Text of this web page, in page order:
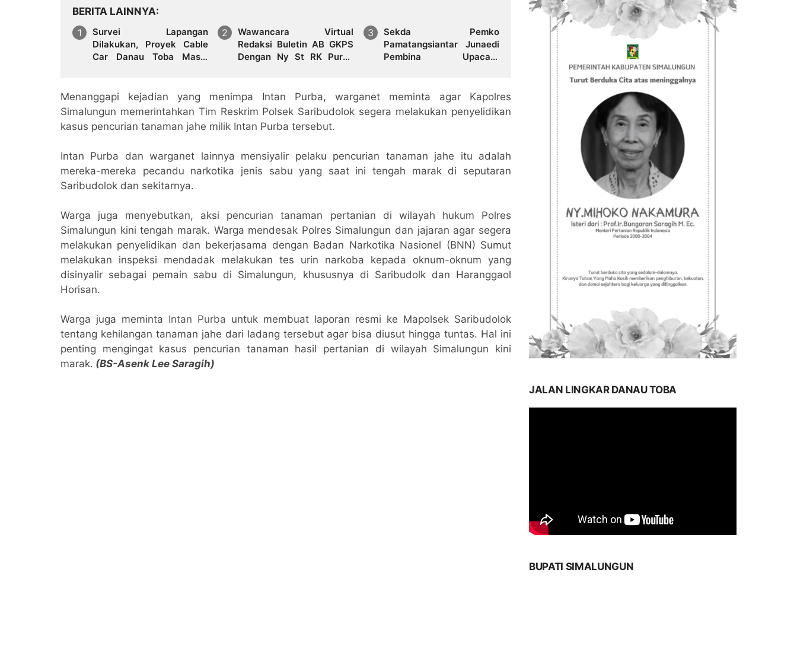
BERITA LAINNYA
Survei Lapangan
Dilakukan, Proyek Cable
Car Danau Toba Masih
Wawancara Virtual
Redaksi Buletin AB GKPS
Dengan Ny St RK Purba
Tulus"
Sekda Pemko
Pamatangsiantar Junaedi
Pembina Upacara
di Desa Bahagia
Menanggapi kejadian yang menimpa Intan Purba, warganet meminta agar Kapolres
Simalungun memerintahkan Tim Reskrim Polsek Saribudolok segera melakukan penyelidikan
kasus pencurian tanaman jahe milik Intan Purba tersebut.
Intan Purba dan warganet lainnya mensiyalir pelaku pencurian tanaman jahe itu adalah
mereka-mereka pecandu narkotika jenis sabu yang saat ini tengah marak di seputaran
Saribudolok dan sekitarnya.
Warga juga menyebutkan, aksi pencurian tanaman pertanian di wilayah hukum Polres
Simalungun kini tengah marak. Warga mendesak Polres Simalungun dan jajaran agar segera
melakukan penyelidikan dan bekerjasama dengan Badan Narkotika Nasionel (BNN) Sumut
melakukan inspeksi mendadak melakukan tes urin narkoba kepada oknum-oknum yang
disinyalir sebagai pemain sabu di Simalungun, khususnya di Saribudolk dan Haranggaol
Horisan.
Warga juga meminta Intan Purba untuk membuat laporan resmi ke Mapolsek Saribudolok
tentang kehilangan tanaman jahe dari ladang tersebut agar bisa diusut hingga tuntas. Hal ini
penting mengingat kasus pencurian tanaman hasil pertanian di wilayah Simalungun kini
marak. (BS-Asenk Lee Saragih)
JALAN LINGKAR DANAU TOBA
BUPATI SIMALUNGUN